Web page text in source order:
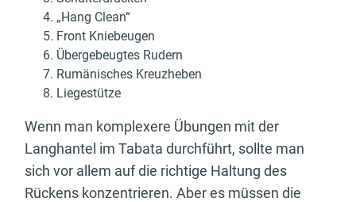
„Hang Clean“
Front Kniebeugen
Übergebeugtes Rudern
Rumänisches Kreuzheben
Liegestütze
Wenn man komplexere Übungen mit der
Langhantel im Tabata durchführt, sollte man
sich vor allem auf die richtige Haltung des
Rückens konzentrieren. Aber es müssen die